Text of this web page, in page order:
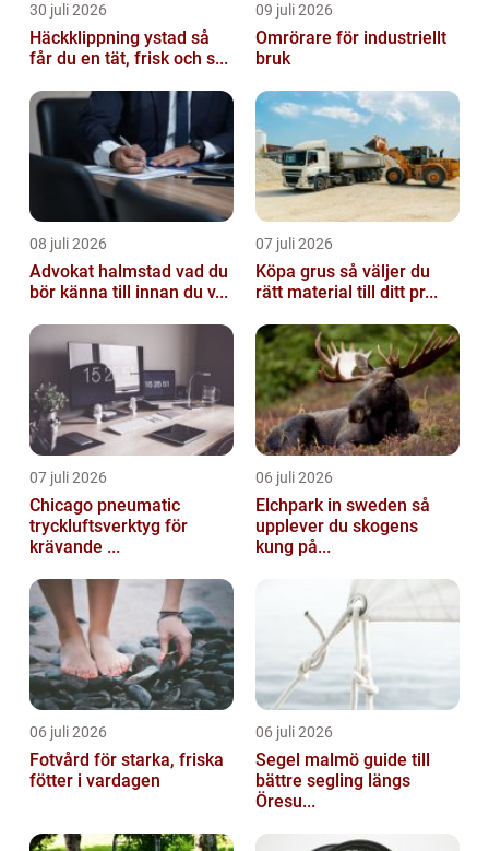
30 juli 2026
Häckklippning ystad så
får du en tät, frisk och s...
09 juli 2026
Omrörare för industriellt
bruk
08 juli 2026
Advokat halmstad vad du
bör känna till innan du v...
07 juli 2026
Köpa grus så väljer du
rätt material till ditt pr...
07 juli 2026
Chicago pneumatic
tryckluftsverktyg för
krävande ...
06 juli 2026
Elchpark in sweden så
upplever du skogens
kung på...
06 juli 2026
Fotvård för starka, friska
fötter i vardagen
06 juli 2026
Segel malmö guide till
bättre segling längs
Öresu...